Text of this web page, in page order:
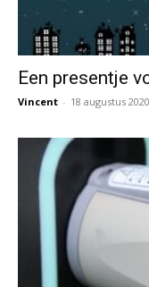
Een presentje
Vincent - 18 augustus 2020